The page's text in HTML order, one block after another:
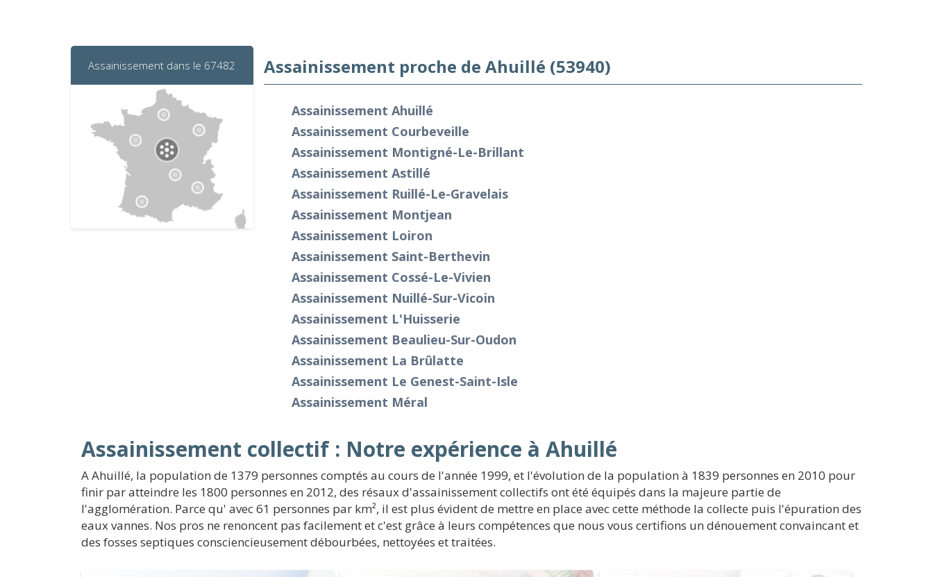
Assainissement dans le 67482 Assainissement proche de Ahuillé (53940)
Assainissement Ahuillé
Assainissement Courbeveille
Assainissement Montigné-Le-Brillant
Assainissement Astillé
Assainissement Ruillé-Le-Gravelais
Assainissement Montjean
Assainissement Loiron
Assainissement Saint-Berthevin
Assainissement Cossé-Le-Vivien
Assainissement Nuillé-Sur-Vicoin
Assainissement L'Huisserie
Assainissement Beaulieu-Sur-Oudon
Assainissement La Brûlatte
Assainissement Le Genest-Saint-Isle
Assainissement Méral
Assainissement collectif : Notre expérience à Ahuillé
A Ahuillé, la population de 1379 personnes comptés au cours de l'année 1999, et l'évolution de la population à 1839 personnes en 2010 pour
finir par atteindre les 1800 personnes en 2012, des résaux d'assainissement collectifs ont été équipés dans la majeure partie de
l'agglomération. Parce qu' avec 61 personnes par km², il est plus évident de mettre en place avec cette méthode la collecte puis l'épuration des
eaux vannes. Nos pros ne renoncent pas facilement et c'est grâce à leurs compétences que nous vous certifions un dénouement convaincant et
des fosses septiques consciencieusement débourbées, nettoyées et traitées.